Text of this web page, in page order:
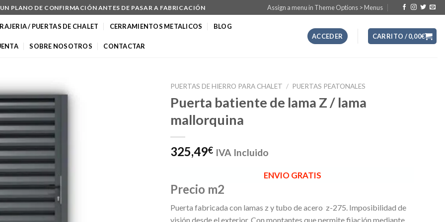
PLANO DE CONFIRMACIÓN ANTES DE PASAR A FABRICACIÓN Assign a menu in Theme Options > Menus
/ PUERTAS DE CHALET CERRAMIENTOS METALICOS BLOG
SOBRE NOSOTROS CONTACTAR
ACCEDER CARRITO /0,00€
PUERTAS DE HIERRO PARA CHALET / PUERTAS PEATONALES
Puerta batiente de lama Z / lama
mallorquina
325,49€ IVA Incluido
ENVIO GRATIS
Precio m2
Puerta fabricada con lamas z y tubo de acero z-275. Imposibilidad de
visión desde el exterior. Con montantes que permite fijación mediante